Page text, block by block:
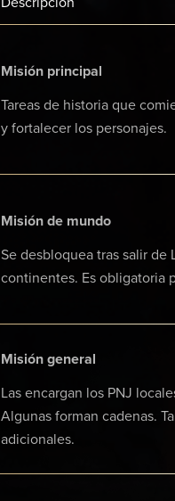
Misión principal
Tareas de historia que
y fortalecer los personajes.
Misión de mundo
Se desbloquea tras salir de
continentes. Es obligatoria
Misión general
Las encargan los PNJ
Algunas forman cadenas.
adicionales.